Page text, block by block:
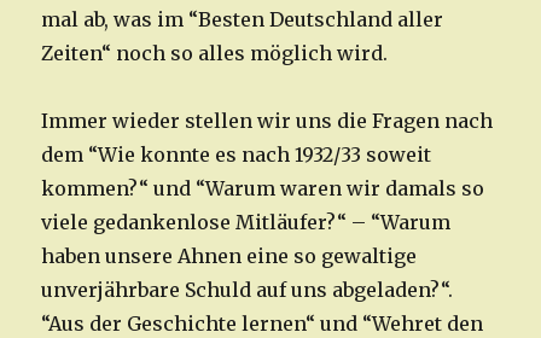
mal ab, was im “Besten Deutschland aller
Zeiten“ noch so alles möglich wird.
Immer wieder stellen wir uns die Fragen nach
dem “Wie konnte es nach 1932/33 soweit
kommen?“ und “Warum waren wir damals so
viele gedankenlose Mitläufer?“ – “Warum
haben unsere Ahnen eine so gewaltige
unverjährbare Schuld auf uns abgeladen?“.
“Aus der Geschichte lernen“ und “Wehret den